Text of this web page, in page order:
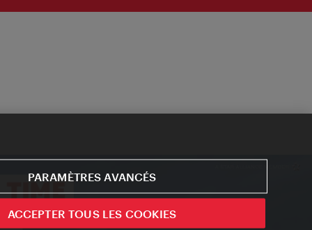
PARAMÈTRES AVANCÉS
ACCEPTER TOUS LES COOKIES